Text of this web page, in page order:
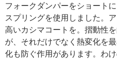
フォークダンパーをショート
スプリングを使用しました。
高いカシマコートを。摺動性
が、それだけでなく熱変化を
化も防ぐ作用があります。わ